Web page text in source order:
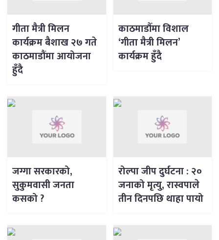
गीता मैत्री मिलन
कार्यक्रम बैशाख २७ गते
काठमाडौंमा आयोजना
हुँदै
काठमाडौँमा विशाल
‘गीता मैत्री मिलन’
कार्यक्रम हुँदै
जग्गा सरकारको,
सुकुमवासी जनता
कसको ?
रोल्पा जीप दुर्घटना : २०
जनाको मृत्यु, रास्वपाले
तीन दिनपछि थाहा पायो